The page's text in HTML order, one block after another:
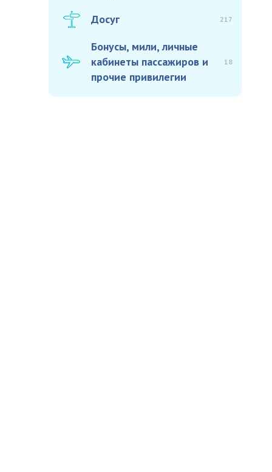
Досуг 217
Бонусы, мили, личные
кабинеты пассажиров и
прочие привилегии
18